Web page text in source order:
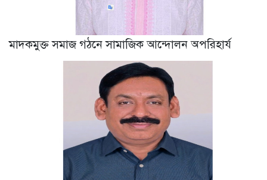
মাদকমুক্ত সমাজ গঠনে সামাজিক আন্দোলন অপরিহার্য